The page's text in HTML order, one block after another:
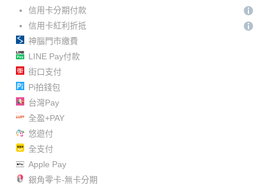
信用卡分期付款
信用卡紅利折抵
神腦門市繳費
LINE Pay付款
街口支付
Pi拍錢包
台灣Pay
全盈+PAY
悠遊付
全支付
Apple Pay
銀角零卡-無卡分期